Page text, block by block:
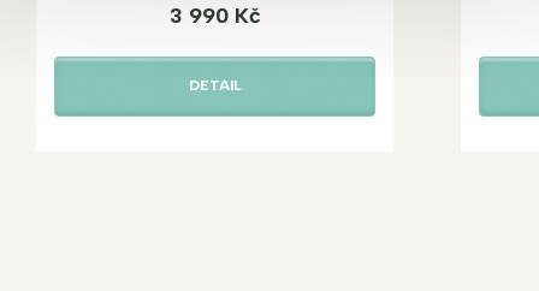
3 990 Kč
DETAIL